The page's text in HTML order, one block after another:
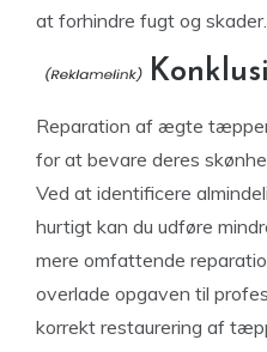
at forhindre fugt og skader.
Reparation af ægte
for at bevare deres
Ved at identificere
hurtigt kan du udføre
mere omfattende
overlade opgaven til
korrekt restaurering af